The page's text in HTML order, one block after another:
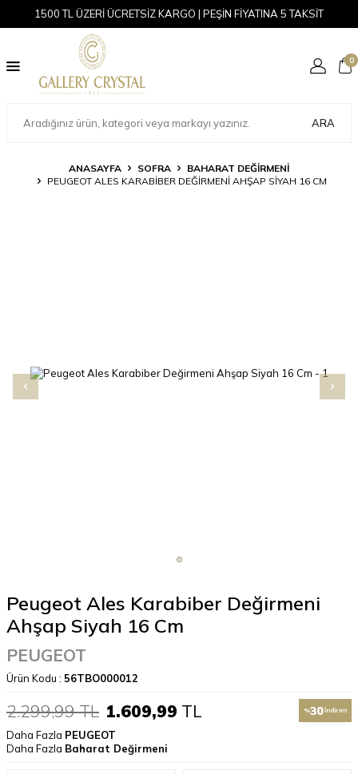
1500 TL ÜZERİ ÜCRETSİZ KARGO | PEŞİN FİYATINA 5 TAKSİT
ARA
0
ANASAYFA SOFRA
BAHARAT DEĞIRMENI
PEUGEOT ALES KARABIBER DEĞIRMENI AHŞAP SIYAH 16 CM
Peugeot Ales Karabiber Değirmeni
Ahşap Siyah 16 Cm
PEUGEOT
Ürün Kodu : 56TBO000012
2.299,99TL 1.609,99 TL %30İndirim
Daha Fazla PEUGEOT
Daha Fazla Baharat Değirmeni